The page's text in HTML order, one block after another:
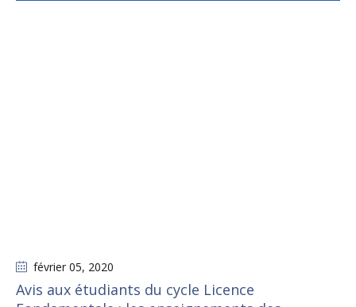
février 05, 2020
Avis aux étudiants du cycle Licence